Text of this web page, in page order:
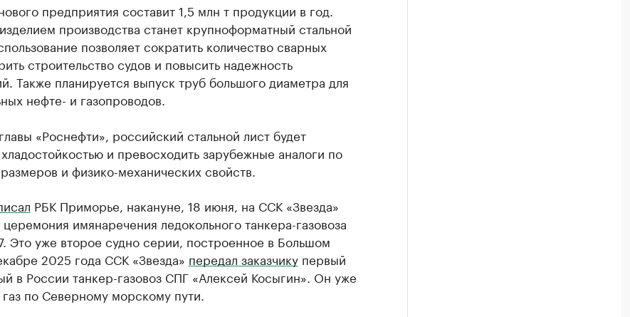
предприятия составит 1,5 млн т продукции в год.
производства станет крупноформатный стальной
позволяет сократить количество сварных
строительство судов и повысить надежность
Также планируется выпуск труб большого диаметра для
нефте- и газопроводов.
«Роснефти», российский стальной лист будет
хладостойкостью и превосходить зарубежные аналоги по
и физико-механических свойств.
РБК Приморье, накануне, 18 июня, на ССК «Звезда»
церемония имянаречения ледокольного танкера-газовоза
Это уже второе судно серии, построенное в Большом
2025 года ССК «Звезда» передал заказчикупервый
в России танкер-газовоз СПГ «Алексей Косыгин». Он уже
газ по Северному морскому пути.